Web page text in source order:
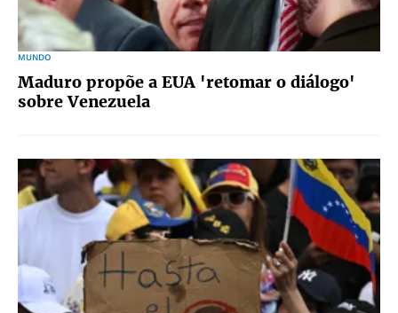
MUNDO
Maduro propõe a EUA 'retomar o diálogo'
sobre Venezuela